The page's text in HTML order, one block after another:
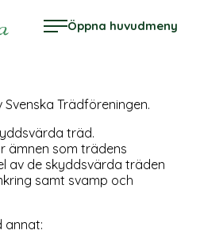
Öppna huvudmeny
Trädföreningen.
träd.
ämnen som trädens
av de skyddsvärda träden
samt svamp och
annat: